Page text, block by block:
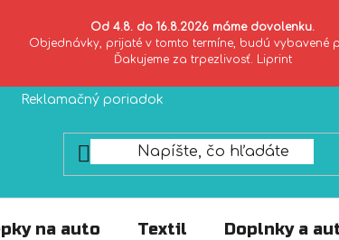
Od 4.8. do 16.8.2026 máme dovolenku.
Objednávky, prijaté v tomto termíne, budú vybavené
Ďakujeme za trpezlivosť. Liprint
Reklamačný poriadok
na auto Textil Doplnky a